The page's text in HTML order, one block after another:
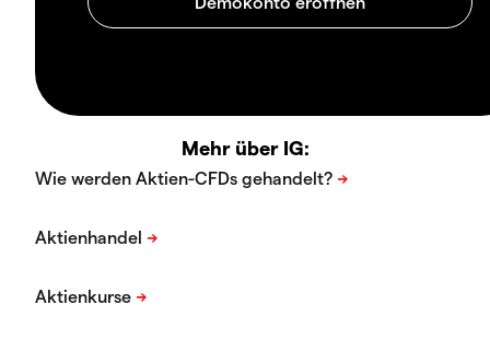
Mehr über IG: